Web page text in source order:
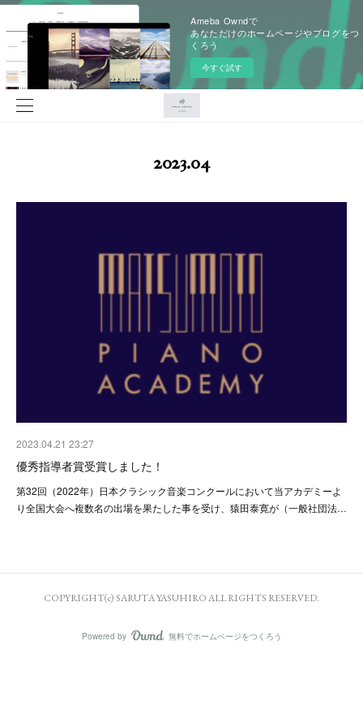
Ameba Owndで
あなただけのホームページやブログをつ
くろう
今すぐ試す
2023.04
2023.04.21 23:27
優秀指導者賞受賞しました！
第32回（2022年）日本クラシック音楽コンクールにおいて当アカデミーよ
り全国大会へ複数名の出場を果たした事を受け、猿田泰寛が（一般社団法…
COPYRIGHT(c) SARUTA YASUHIRO ALL RIGHTS RESERVED.
Powered by AmebaOwnd
無料でホームページをつくろう